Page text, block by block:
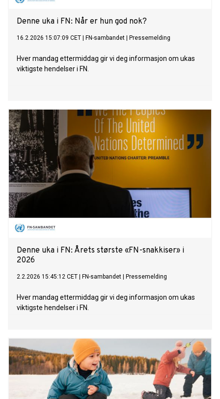
Denne uka i FN: Når er hun god nok?
16.2.2026 15:07:09 CET FN-sambandet Pressemelding
Hver mandag ettermiddag gir vi deg informasjon om ukas
viktigste hendelser i FN.
Denne uka i FN: Årets største «FN-snakkiser» i
2026
2.2.2026 15:45:12 CET FN-sambandet Pressemelding
Hver mandag ettermiddag gir vi deg informasjon om ukas
viktigste hendelser i FN.